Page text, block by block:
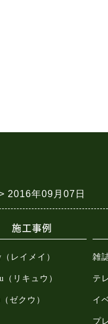
2016年09月07日
施工事例
レイメイ）
リキュウ）
ゼクウ）
雑
テ
イ
プ